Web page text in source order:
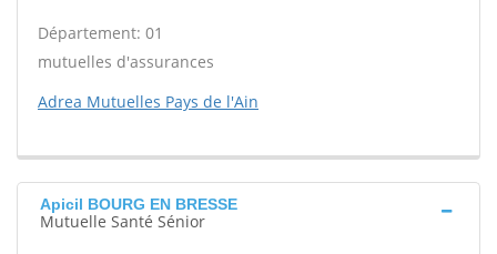
Département: 01
mutuelles d'assurances
Adrea Mutuelles Pays de l'Ain
Apicil BOURG EN BRESSE
Mutuelle Santé Sénior